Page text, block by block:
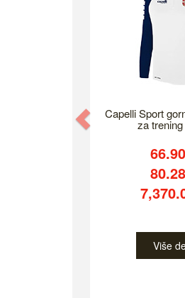
Capelli Sport
za
66.90
80.28
Više
Previous